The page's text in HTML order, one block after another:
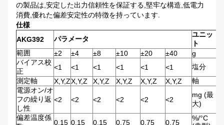
の製品は,安定した出力信頼性を保証する,堅牢な構造,低電力
消費,優れた偏差安定性の特徴を持っています.
仕様
AKG392
パラメータ
ユニッ
ト
範囲
±2 ±4 ±8 ±10 ±20 ±40
g
バイアス校
正
<1 <1 <1 <1 <1 <1
塩分
測定軸
X,Y,ZX,Y,Z X,Y,Z X,Y,Z X,Y,Z X,Y,Z
軸
電源オン/オ
フの繰り返
し性
<2 <2 <2 <2 <2 <2
mg (最
大)
偏差温度係
0.15 0.15 0.15 0.75 0.75 0.75
%/°C